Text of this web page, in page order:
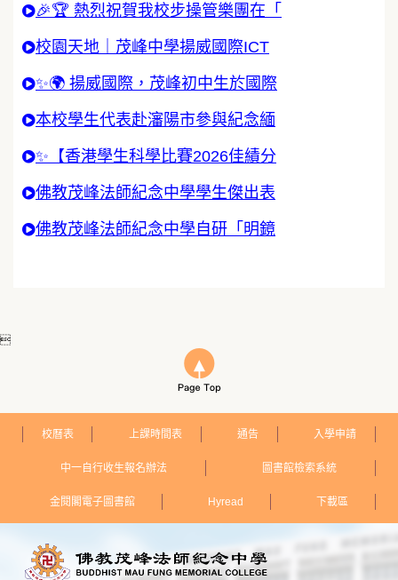
🎉🏆 熱烈祝賀我校步操管樂團在「
校園天地｜茂峰中學揚威國際ICT
✨🌍 揚威國際，茂峰初中生於國際
本校學生代表赴瀋陽市參與紀念緬
✨【香港學生科學比賽2026佳績分
佛教茂峰法師紀念中學學生傑出表
佛教茂峰法師紀念中學自研「明鏡

校曆表 上課時間表 通告 入學申請
中一自行收生報名辦法 圖書館檢索系統
金閱閣電子圖書館 Hyread 下載區